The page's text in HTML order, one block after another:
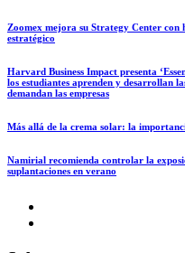
Zoomex mejora su Strategy Center
estratégico
Harvard Business Impact presenta
los estudiantes aprenden y desarrollan
demandan las empresas
Más allá de la crema solar: la
Namirial recomienda controlar la
suplantaciones en verano